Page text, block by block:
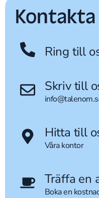
Kontakta
Ring till
Skriv till
Hitta till
Våra kontor
Träffa en
Boka en